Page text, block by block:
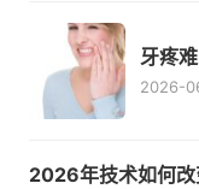
牙疼
2026-
2026年技术如何